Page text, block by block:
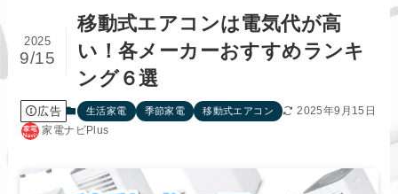
移動式エアコンは電気代が高
い！各メーカーおすすめランキ
ング６選
2025
9/15
広告 生活家電 季節家電 移動式エアコン
2025年9月15日
家電ナビPlus